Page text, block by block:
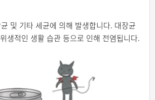
및 기타 세균에 의해 발생합니다. 대장균
생적인 생활 습관 등으로 인해 전염됩니다.